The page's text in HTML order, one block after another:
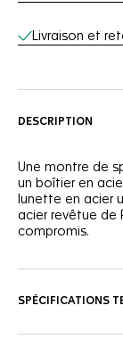
Livraison et
DESCRIPTION
Une montre de
un boîtier en
lunette en acier
acier revêtue de
compromis.
SPÉCIFICATIONS